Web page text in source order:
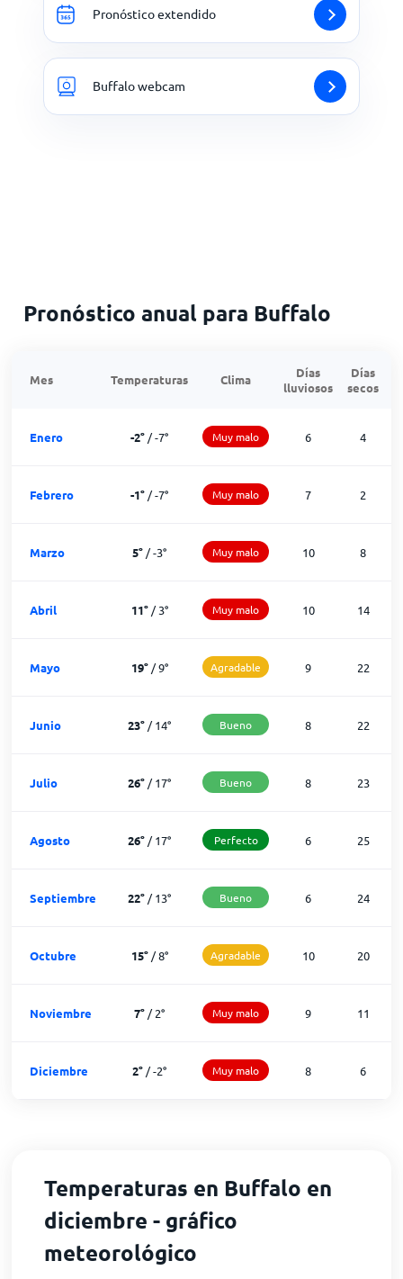
Pronóstico extendido
Buffalo webcam
Pronóstico anual para Buffalo
Mes Temperaturas Clima
Días
lluviosos
Días
secos
Enero -2° /-7° Muy malo 6 4
Febrero -1° /-7° Muy malo 7 2
Marzo 5° /-3° Muy malo 10 8
Abril 11°/3° Muy malo 10 14
Mayo 19°/9° Agradable 9 22
Junio 23° /14° Bueno 8 22
Julio 26° /17° Bueno 8 23
Agosto 26° /17° Perfecto 6 25
Septiembre 22° /13° Bueno 6 24
Octubre 15°/8° Agradable 10 20
Noviembre 7° /2° Muy malo 9 11
Diciembre 2° /-2° Muy malo 8 6
Temperaturas en Buffalo en
diciembre - gráfico
meteorológico